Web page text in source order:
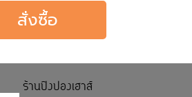
ร้านปิงปองเฮาส์